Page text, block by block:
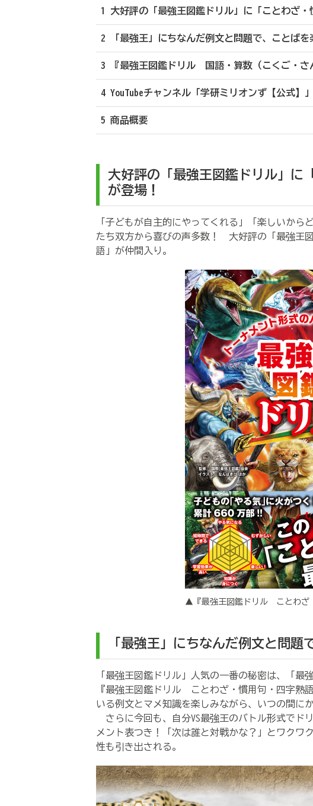
1 大好評の「最強王図鑑ドリル」に「ことわざ・
2 「最強王」にちなんだ例文と問題で、ことばを
3 『最強王図鑑ドリル 国語・算数（こくご・さ
4 YouTubeチャンネル「学研ミリオンず【公式】
5 商品概要
大好評の「最強王図鑑ドリル」に
が登場！
「子どもが自主的にやってくれる」「楽しいか
たち双方から喜びの声多数！ 大好評の「最強王
語」が仲間入り。
▲『最強王図鑑ドリル ことわざ
「最強王」にちなんだ例文と問題
「最強王図鑑ドリル」人気の一番の秘密は、「最
『最強王図鑑ドリル ことわざ・慣用句・四字
いる例文とマメ知識を楽しみながら、いつの間に
さらに今回も、自分VS最強王のバトル形式でド
メント表つき！「次は誰と対戦かな？」とワクワ
性も引き出される。